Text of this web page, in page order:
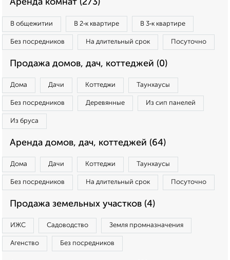
Аренда комнат (273)
В общежитии В 2‑к квартире В 3‑к квартире
Без посредников На длительный срок Посуточно
Продажа домов, дач, коттеджей (0)
Дома Дачи Коттеджи Таунхаусы
Без посредников Деревянные Из сип панелей
Из бруса
Аренда домов, дач, коттеджей (64)
Дома Дачи Коттеджи Таунхаусы
Без посредников На длительный срок Посуточно
Продажа земельных участков (4)
ИЖС Садоводство Земля промназначения
Агенство Без посредников